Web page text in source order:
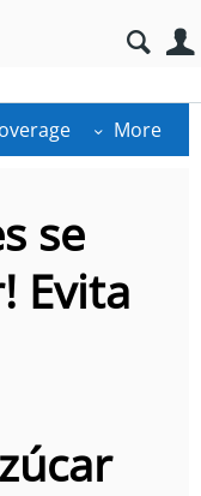
More
se
Evita